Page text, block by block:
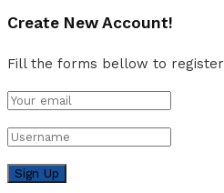
Create New Account!
Fill the forms bellow to register